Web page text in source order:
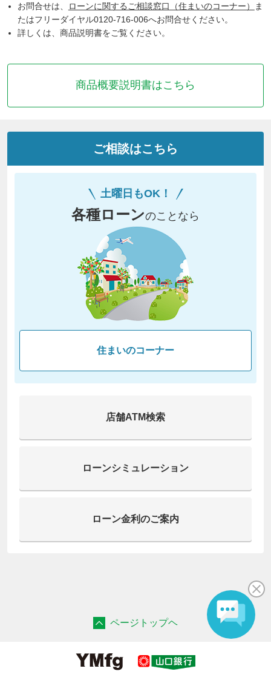
お問合せは、
ローンに関するご相談窓口（住まいのコーナー）
ま
たはフリーダイヤル0120-716-006へお問合せください。
詳しくは、商品説明書をご覧ください。
商品概要説明書はこちら
ご相談はこちら
土曜日もOK！
各種ローンのことなら
住まいのコーナー
店舗ATM検索
ローンシミュレーション
ローン金利のご案内
ページトップヘ